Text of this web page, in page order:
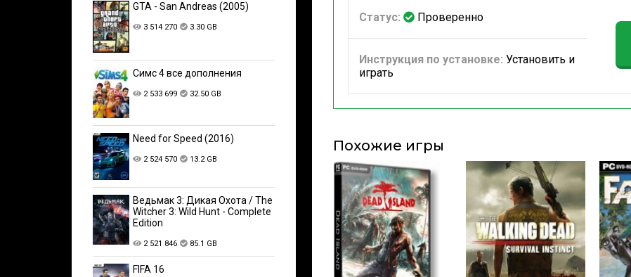
GTA - San Andreas (2005)
3 514 270 3.30 GB
Симс 4 все дополнения
2 533 699 32.50 GB
Need for Speed (2016)
2 524 570 13.2 GB
Ведьмак 3: Дикая Охота / The
Witcher 3: Wild Hunt - Complete
Edition
2 521 846 85.1 GB
FIFA 16
Статус: Проверенно
Инструкция по установке: Установить и
играть
Похожие игры